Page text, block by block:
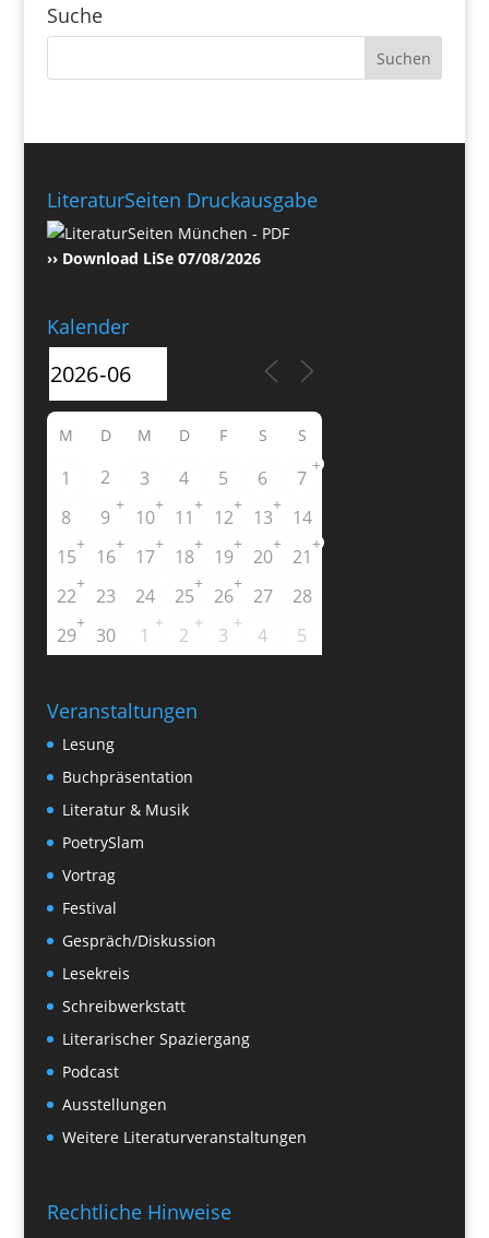
Suche
LiteraturSeiten Druckausgabe
›› Download LiSe 07/08/2026
Kalender
M D M D F S S
1 2 3 4 5 6 7
+
8 9
+
10
+
11
+
12
+
13
+
14
15
+
16
+
17
+
18
+
19
+
20
+
21
+
22
+
23 24 25
+
26
+
27
28
29
+
30 1
+
2
+
3
+
4 5
Veranstaltungen
Lesung
Buchpräsentation
Literatur & Musik
PoetrySlam
Vortrag
Festival
Gespräch/Diskussion
Lesekreis
Schreibwerkstatt
Literarischer Spaziergang
Podcast
Ausstellungen
Weitere Literaturveranstaltungen
Rechtliche Hinweise